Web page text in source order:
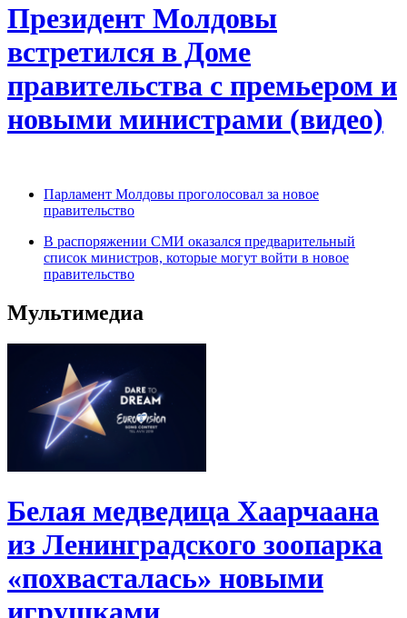
Президент Молдовы
встретился в Доме
правительства с премьером и
новыми министрами (видео)
Парламент Молдовы проголосовал за новое
правительство
В распоряжении СМИ оказался предварительный
список министров, которые могут войти в новое
правительство
Мультимедиа
Белая медведица Хаарчаана
из Ленинградского зоопарка
«похвасталась» новыми